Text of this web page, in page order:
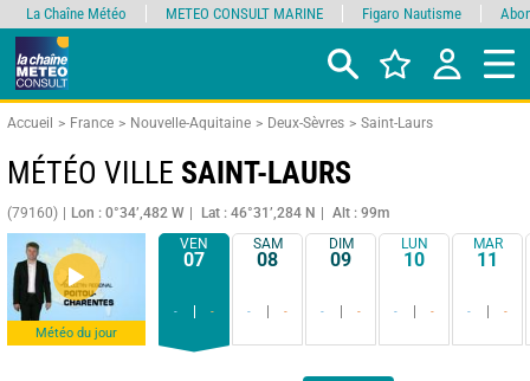
Accueil France Nouvelle-Aquitaine Deux-Sèvres Saint-Laurs
MÉTÉO VILLE SAINT-LAURS
(79160) Lon : 0°34’,482 W Lat : 46°31’,284 N Alt : 99m
Météo du jour
VEN
07
- -
SAM
08
- -
DIM
09
- -
LUN
10
- -
MAR
11
- -
La Chaîne Météo METEO CONSULT MARINE Figaro Nautisme